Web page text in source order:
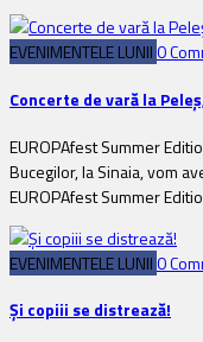
EVENIMENTELE LUNII0
Concerte de vară la
EUROPAfest Summer
Bucegilor, la Sinaia, vom
EUROPAfest Summer
EVENIMENTELE LUNII0
Și copiii se distrează!